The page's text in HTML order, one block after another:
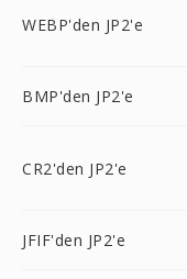
WEBP'den JP2'e
BMP'den JP2'e
CR2'den JP2'e
JFIF'den JP2'e